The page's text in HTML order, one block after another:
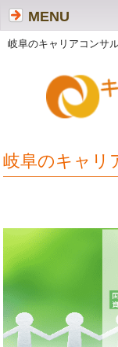
岐阜のキャリアコンサ
MENU
岐阜のキャリ